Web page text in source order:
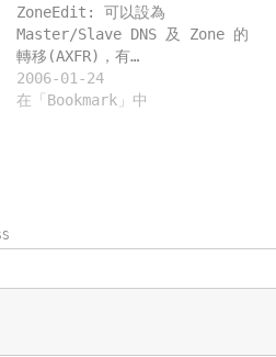
ZoneEdit: 可以設為
Master/Slave DNS 及 Zone 的
轉移(AXFR)，有…
2006-01-24
在「Bookmark」中